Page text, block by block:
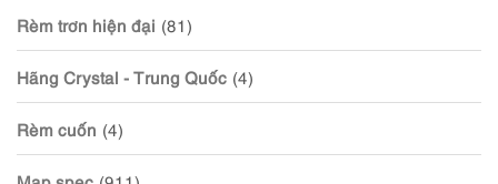
Rèm trơn hiện đại (81)
Hãng Crystal - Trung Quốc (4)
Rèm cuốn (4)